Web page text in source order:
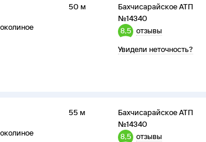
50 м
Бахчисарайское АТП
№14340
8,5 отзывы
Увидели неточность?
55 м
Бахчисарайское АТП
№14340
8,5 отзывы